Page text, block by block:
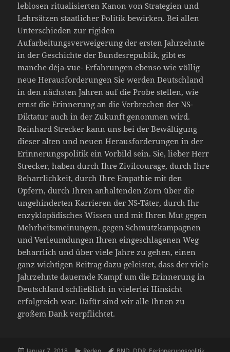
leblosen ritualisierten Kanon von Strategien und
Lehrsätzen staatlicher Politik bewirken. Bei allen
Unterschieden zur rigiden
Aufarbeitungsverweigerung der ersten Jahrzehnte
in der Geschichte der Bundesrepublik, gibt es
manche déja-vue- Erfahrungen ebenso wie völlig
neue Herausforderungen Sie werden Deutschland
in den nächsten Jahren auf die Probe stellen, wie
ernst die Erinnerung an die Verbrechen der NS-
Diktatur auch in der Zukunft genommen wird.
Reinhard Strecker kann uns bei der Bewältigung
dieser alten und neuen Herausforderungen in der
Erinnerungspolitik ein Vorbild sein. Sie, lieber Herr
Strecker, haben durch Ihre Zivilcourage, durch Ihre
Beharrlichkeit, durch Ihre Empathie mit den
Opfern, durch Ihren anhaltenden Zorn über die
ungehinderten Karrieren der NS-Täter, durch Ihr
enzyklopädisches Wissen und mit Ihren Mut gegen
Mehrheitsmeinungen, gegen Schmutzkampagnen
und Verleumdungen Ihren eingeschlagenen Weg
beharrlich und über viele Jahre zu gehen, einen
ganz wichtigen Beitrag dazu geleistet, dass der viele
Jahrzehnte dauernde Kampf um die Erinnerung in
Deutschland schließlich in vielerlei Hinsicht
erfolgreich war. Dafür sind wir alle Ihnen zu
großem Dank verpflichtet.
Veröffentlicht Kategorien Schlagwörter